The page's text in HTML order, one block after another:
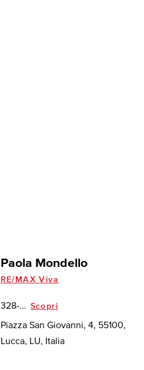
Paola Mondello
RE/MAX Viva
328-... Scopri
Piazza San Giovanni, 4, 55100,
Lucca, LU, Italia